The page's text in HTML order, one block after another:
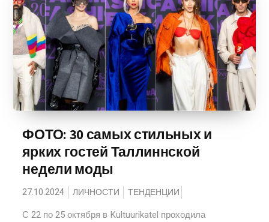
ФОТО: 30 самых стильных и
ярких гостей Таллиннской
недели моды
27.10.2024 ЛИЧНОСТИ ТЕНДЕНЦИИ
С 22 по 25 октября в Kultuurikatel проходила